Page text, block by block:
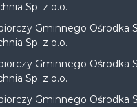
Sp. z o.o.
Gminnego Ośrodka
Sp. z o.o.
Gminnego Ośrodka
Sp. z o.o.
Gminnego Ośrodka